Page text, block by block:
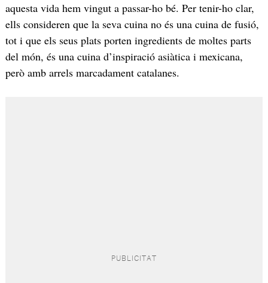
aquesta vida hem vingut a passar-ho bé. Per tenir-ho clar,
ells consideren que la seva cuina no és una cuina de fusió,
tot i que els seus plats porten ingredients de moltes parts
del món, és una cuina d’inspiració asiàtica i mexicana,
però amb arrels marcadament catalanes.